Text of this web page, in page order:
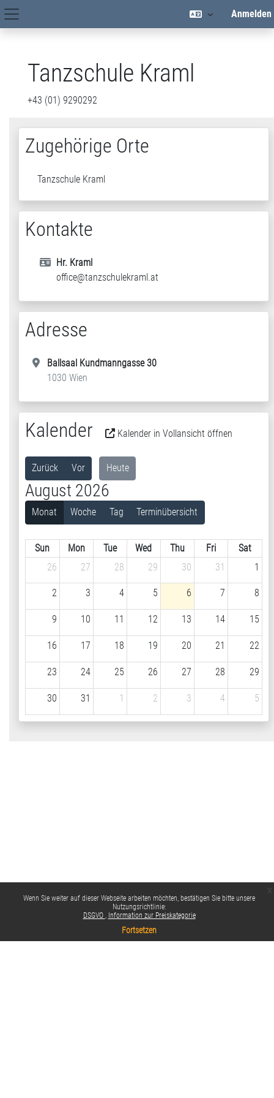
Zum Hauptinhalt
Wenn Sie weiter auf dieser Webseite arbeiten möchten, bestätigen Sie bitte unsere
Nutzungsrichtlinie:
DSGVO
Information zur Preiskategorie
Fortsetzen
Hauptnavigation
Anmelden
Tanzschule Kraml
+43 (01) 9290292
Zugehörige Orte
Tanzschule Kraml
Kalender Kalender in Vollansicht öffnen
Zurück Vor Heute
August 2026
Monat Woche Tag Terminübersicht
Sun Mon Tue Wed Thu Fri
Sat
26
27 28 29 30 31 1
2 3 4 5 6 7 8
9 10 11 12 13 14 15
16 17 18 19 20 21 22
23 24 25 26 27 28 29
30 31 1 2 3 4 5
Kontakte
Hr. Kraml
office@tanzschulekraml.at
Adresse
Ballsaal Kundmanngasse 30
1030 Wien